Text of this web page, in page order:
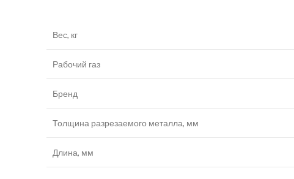
Вес, кг
Рабочий газ
Бренд
Толщина разрезаемого металла, мм
Длина, мм